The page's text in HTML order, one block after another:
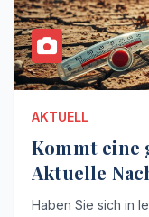
AKTUELL
Kommt eine
Aktuelle
Haben Sie sich in